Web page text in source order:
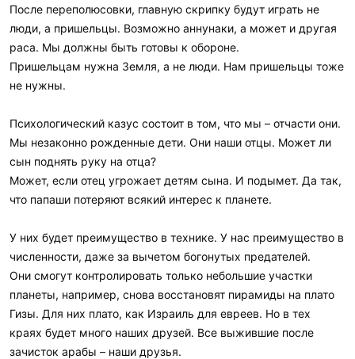
После переполюсовки, главную скрипку будут играть не
люди, а пришельцы. Возможно аннунаки, а может и другая
раса. Мы должны быть готовы к обороне.
Пришельцам нужна Земля, а не люди. Нам пришельцы тоже
не нужны.
Психологический казус состоит в том, что мы – отчасти они.
Мы незаконно рожденные дети. Они наши отцы. Может ли
сын поднять руку на отца?
Может, если отец угрожает детям сына. И подымет. Да так,
что папаши потеряют всякий интерес к планете.
У них будет преимущество в технике. У нас преимущество в
численности, даже за вычетом богонутых предателей.
Они смогут контролировать только небольшие участки
планеты, например, снова восстановят пирамиды на плато
Гизы. Для них плато, как Израиль для евреев. Но в тех
краях будет много наших друзей. Все выжившие после
зачисток арабы – наши друзья.